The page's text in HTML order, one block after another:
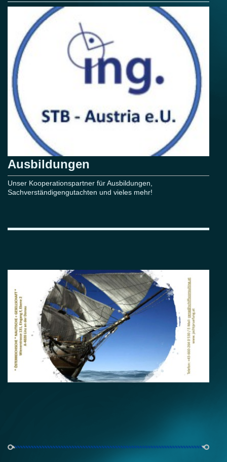
Ausbildungen
Unser Kooperationspartner für Ausbildungen,
Sachverständigengutachten und vieles mehr!